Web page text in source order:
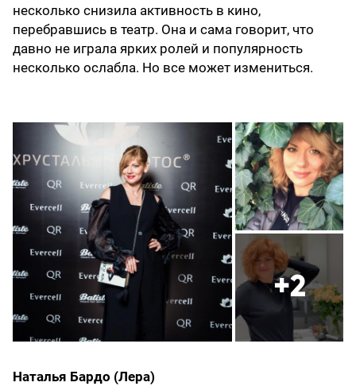
несколько снизила активность в кино,
перебравшись в театр. Она и сама говорит, что
давно не играла ярких ролей и популярность
несколько ослабла. Но все может измениться.
+2
Наталья Бардо (Лера)